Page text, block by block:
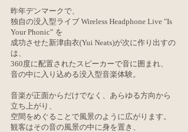
昨年デンマークで、
独自の没入型ライブ Wireless Headphone Live "Is
Your Phonic” を
成功させた新津由衣(Yui Neats)が次に作り出すの
は、
360度に配置されたスピーカーで音に囲まれ、
音の中に入り込める没入型音楽体験。
音楽が正面からだけでなく、あらゆる方向から
立ち上がり、
空間をめぐることで風景のように広がります。
観客はその音の風景の中に身を置き、